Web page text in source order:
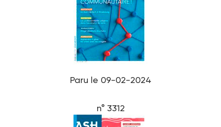
Paru le 09-02-2024
n° 3312